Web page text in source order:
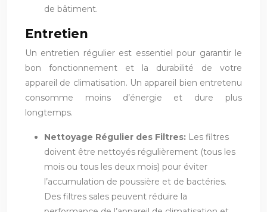
de bâtiment.
Entretien
Un entretien régulier est essentiel pour garantir le
bon fonctionnement et la durabilité de votre
appareil de climatisation. Un appareil bien entretenu
consomme moins d’énergie et dure plus
longtemps.
Nettoyage Régulier des Filtres: Les filtres
doivent être nettoyés régulièrement (tous les
mois ou tous les deux mois) pour éviter
l’accumulation de poussière et de bactéries.
Des filtres sales peuvent réduire la